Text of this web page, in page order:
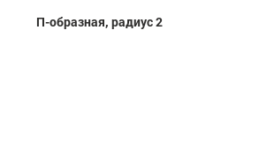
П-образная, радиус 2